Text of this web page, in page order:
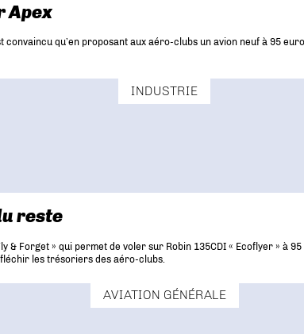
Apex
qu’en proposant aux aéro-clubs un avion neuf à 95
INDUSTRIE
reste
& Forget » qui permet de voler sur Robin 135CDI « Ecoflyer » à
les trésoriers des aéro-clubs.
AVIATION GÉNÉRALE